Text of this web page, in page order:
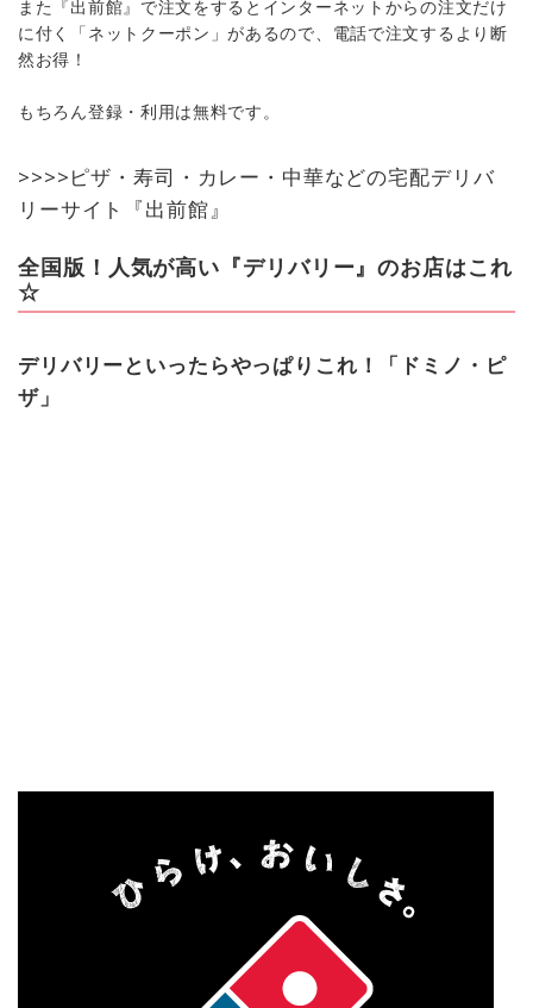
また『出前館』で注文をするとインターネットからの注文だけ
に付く「ネットクーポン」があるので、電話で注文するより断
然お得！
もちろん登録・利用は無料です。
>>>>ピザ・寿司・カレー・中華などの宅配デリバ
リーサイト『出前館』
全国版！人気が高い『デリバリー』のお店はこれ
☆
デリバリーといったらやっぱりこれ！「ドミノ・ピ
ザ」